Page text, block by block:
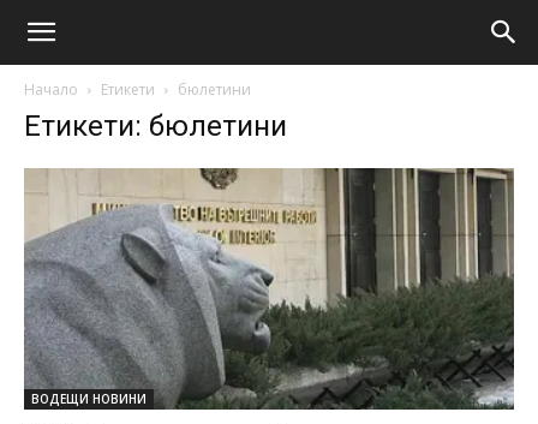
Начало Етикети бюлетини
Етикети: бюлетини
ВОДЕЩИ НОВИНИ